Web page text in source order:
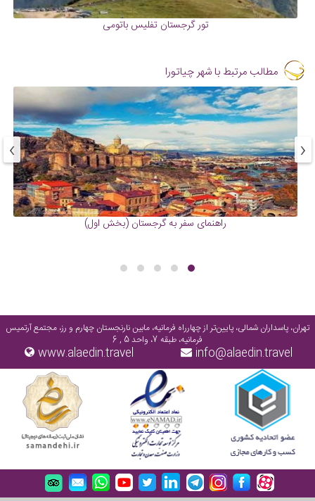
تور گرجستان تفلیس باتومی
مطالب مرتبط با شهر چیاتورا
راهنمای سفر به گرجستان (بخش اول)
‹
›
تهران، پاسداران شمالی، پایین‌تر از چهارراه فرمانیه، مابین نارنجستان چهارم و رز، مجتمع آرتمیس
فرمانیه، طبقه 7، واحد 5 , 6
info@alaedin.travel
www.alaedin.travel